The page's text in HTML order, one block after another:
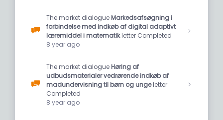
The market dialogueMarkedsafsøgning i
forbindelse med indkøb af digital adaptivt
læremiddel i matematikletter Completed
8 year ago
The market dialogueHøring af
udbudsmaterialer vedrørende indkøb af
madundervisning til børn og ungeletter
Completed
8 year ago